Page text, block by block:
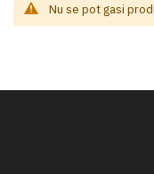
Nu se pot gasi